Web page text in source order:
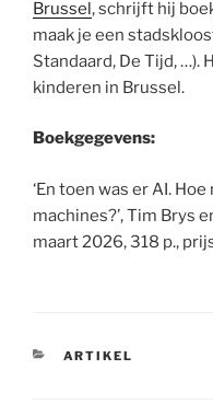
Brussel, schrijft hij
maak je een
Standaard, De Tijd, …).
kinderen in Brussel.
Boekgegevens:
‘En toen was er AI.
machines?’, Tim Brys
maart 2026, 318 p.,
CATEGORIEËN
ARTIKEL